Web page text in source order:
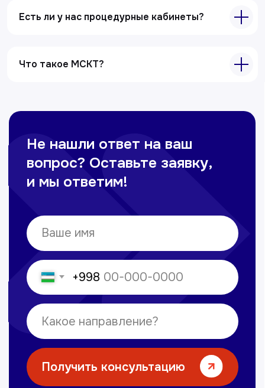
Есть ли у нас процедурные кабинеты?
Что такое МСКТ?
Услуги
Ультразвуковая диагностика
+998 71 207-93-94
Сайт сделан в
Политика обработки персональных данных